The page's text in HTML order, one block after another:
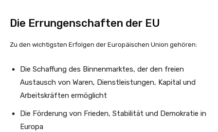
Die Errungenschaften der EU
Zu den wichtigsten Erfolgen der Europäischen Union gehören:
Die Schaffung des Binnenmarktes, der den freien
Austausch von Waren, Dienstleistungen, Kapital und
Arbeitskräften ermöglicht
Die Förderung von Frieden, Stabilität und Demokratie in
Europa